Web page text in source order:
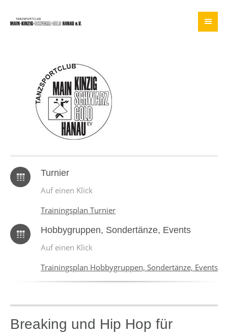
Turnier
Auf einen Klick
Trainingsplan Turnier
Hobbygruppen, Sondertänze, Events
Auf einen Klick
Trainingsplan Hobbygruppen, Sondertänze, Events
Breaking und Hip Hop für